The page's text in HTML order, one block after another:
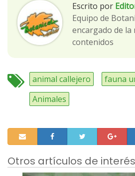
Escrito por
Equipo de
encargado de la
contenidos
animal callejero fauna
Animales
Otros artículos de interés